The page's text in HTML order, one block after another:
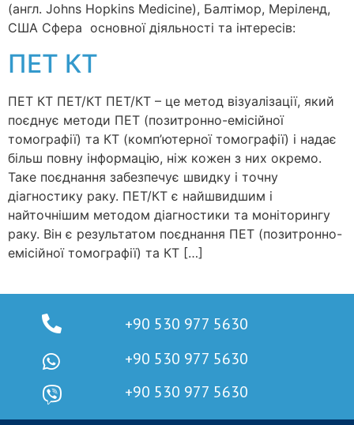
(англ. Johns Hopkins Medicine), Балтімор, Меріленд,
США Сфера основної діяльності та інтересів:
ПЕТ КТ
ПЕТ КТ ПЕТ/КТ ПЕТ/КТ – це метод візуалізації, який
поєднує методи ПЕТ (позитронно-емісійної
томографії) та КТ (комп’ютерної томографії) і надає
більш повну інформацію, ніж кожен з них окремо.
Таке поєднання забезпечує швидку і точну
діагностику раку. ПЕТ/КТ є найшвидшим і
найточнішим методом діагностики та моніторингу
раку. Він є результатом поєднання ПЕТ (позитронно-
емісійної томографії) та КТ […]
+90 530 977 5630
+90 530 977 5630
+90 530 977 5630